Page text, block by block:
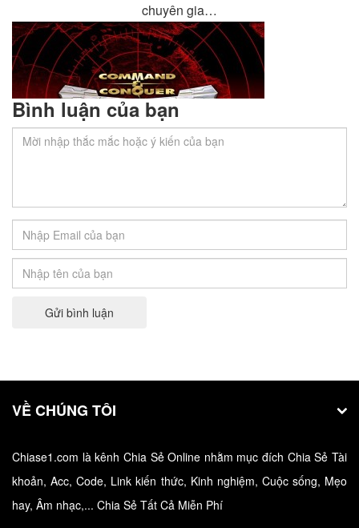
chuyên gia…
Tải Game Báo Động Đỏ Red Alert 2 Full
Red Alert 2 là phiên bản game tiếp theo của
Command & Conquer…
Hướng dẫn tải và cài đặt Sketchup Full Crack
Bình luận của bạn
Gửi bình luận
VỀ CHÚNG TÔI
Chiase1.com là kênh Chia Sẻ Online nhằm mục đích Chia Sẻ Tài
khoản, Acc, Code, Link kiến thức, Kinh nghiệm, Cuộc sống, Mẹo
hay, Âm nhạc,... Chia Sẻ Tất Cả Miễn Phí